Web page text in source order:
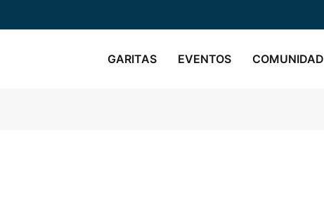
GARITAS EVENTOS COMUNIDAD